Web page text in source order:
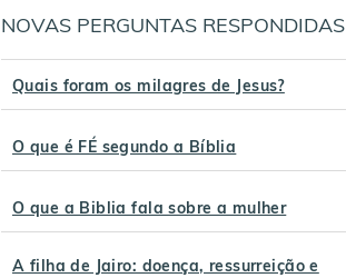
NOVAS PERGUNTAS RESPONDIDAS
Quais foram os milagres de Jesus?
O que é FÉ segundo a Bíblia
O que a Biblia fala sobre a mulher
A filha de Jairo: doença, ressurreição e